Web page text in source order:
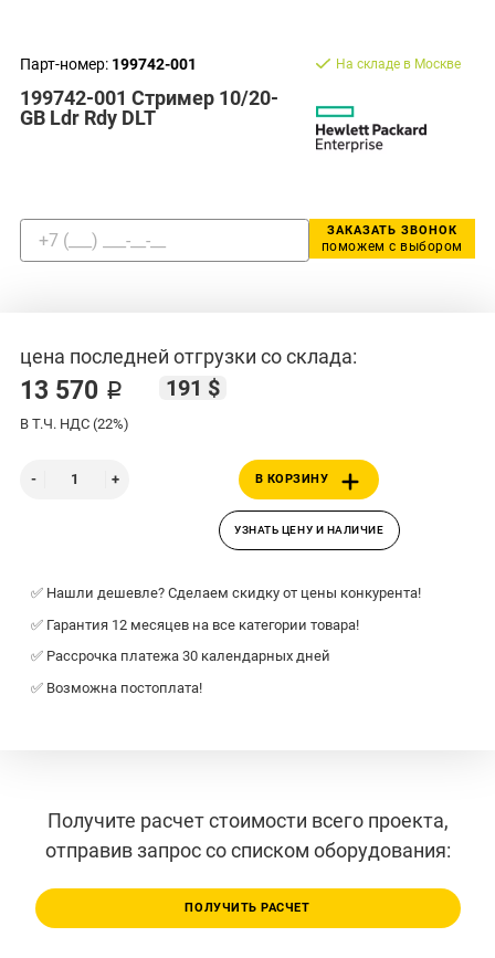
Парт-номер: 199742-001
199742-001 Стример 10/20-
GB Ldr Rdy DLT
На складе в Москве
ЗАКАЗАТЬ ЗВОНОК
поможем с выбором
цена последней отгрузки со склада:
13 570 ₽ 191 $
В Т.Ч. НДС (22%)
В КОРЗИНУ
УЗНАТЬ ЦЕНУ И НАЛИЧИЕ
✅ Нашли дешевле? Сделаем скидку от цены конкурента!
✅ Гарантия 12 месяцев на все категории товара!
✅ Рассрочка платежа 30 календарных дней
✅ Возможна постоплата!
Получите расчет стоимости всего проекта,
отправив запрос со списком оборудования:
ПОЛУЧИТЬ РАСЧЕТ